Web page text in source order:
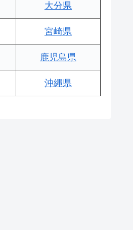
大分県
宮崎県
鹿児島県
沖縄県